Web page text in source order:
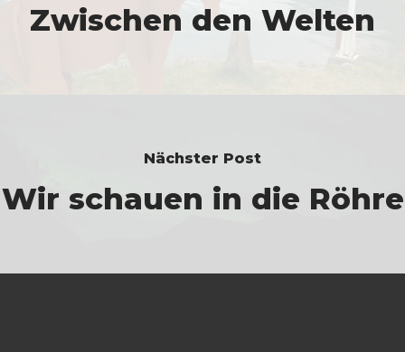
Zwischen den Welten
Nächster Post
Wir schauen in die Röhre